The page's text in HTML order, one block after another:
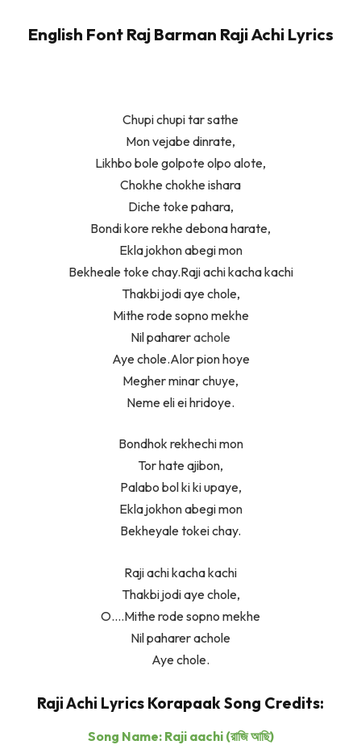
English Font Raj Barman Raji Achi Lyrics
Chupi chupi tar sathe
Mon vejabe dinrate,
Likhbo bole golpote olpo alote,
Chokhe chokhe ishara
Diche toke pahara,
Bondi kore rekhe debona harate,
Ekla jokhon abegi mon
Bekheale toke chay.Raji achi kacha kachi
Thakbi jodi aye chole,
Mithe rode sopno mekhe
Nil paharerachole
Aye chole.Alor pion hoye
Megher minar chuye,
Neme eli ei hridoye.
Bondhok rekhechi mon
Tor hate ajibon,
Palabo bol ki ki upaye,
Ekla jokhon abegi mon
Bekheyale tokei chay.
Raji achi kacha kachi
Thakbi jodi aye chole,
O….Mithe rode sopno mekhe
Nil paharer achole
Aye chole.
Raji Achi Lyrics Korapaak Song Credits:
Song Name: Raji aachi (রাজি আছি)